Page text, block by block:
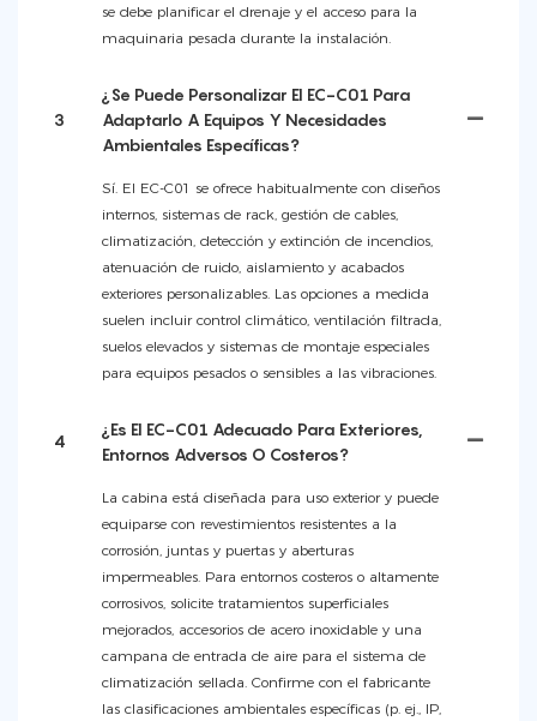
se debe planificar el drenaje y el acceso para la
maquinaria pesada durante la instalación.
3
¿Se Puede Personalizar El EC-C01 Para
Adaptarlo A Equipos Y Necesidades
Ambientales Específicas?
Sí. El EC-C01 se ofrece habitualmente con diseños
internos, sistemas de rack, gestión de cables,
climatización, detección y extinción de incendios,
atenuación de ruido, aislamiento y acabados
exteriores personalizables. Las opciones a medida
suelen incluir control climático, ventilación filtrada,
suelos elevados y sistemas de montaje especiales
para equipos pesados ​​o sensibles a las vibraciones.
4
¿Es El EC-C01 Adecuado Para Exteriores,
Entornos Adversos O Costeros?
La cabina está diseñada para uso exterior y puede
equiparse con revestimientos resistentes a la
corrosión, juntas y puertas y aberturas
impermeables. Para entornos costeros o altamente
corrosivos, solicite tratamientos superficiales
mejorados, accesorios de acero inoxidable y una
campana de entrada de aire para el sistema de
climatización sellada. Confirme con el fabricante
las clasificaciones ambientales específicas (p. ej., IP,